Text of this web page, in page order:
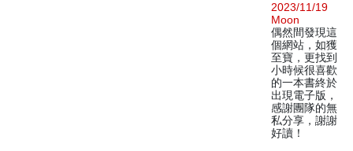
2023/11/19
Moon
偶然間發現這
個網站，如獲
至寶，更找到
小時候很喜歡
的一本書終於
出現電子版，
感謝團隊的無
私分享，謝謝
好讀！